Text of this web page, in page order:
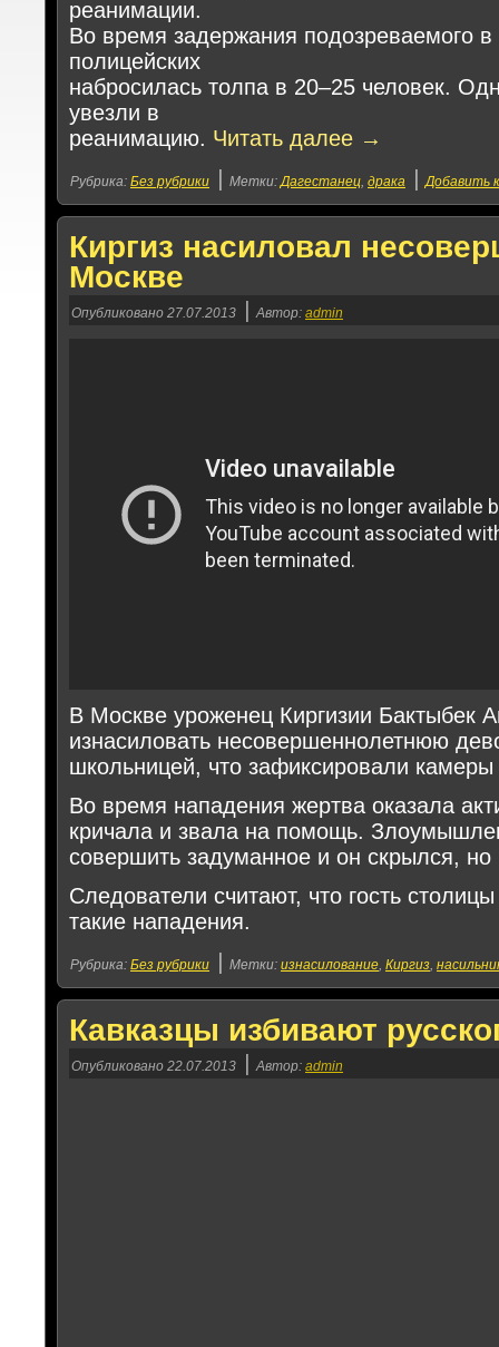
реанимации.
Во время задержания подозреваемого в
полицейских
набросилась толпа в 20–25 человек.
увезли в
реанимацию. Читать далее →
Рубрика: Без рубрики Метки: Дагестанец, драка Добавить
Киргиз насиловал
Москве
Опубликовано 27.07.2013 Автор: admin
В Москве уроженец Киргизии Бактыбек
изнасиловать несовершеннолетнюю
школьницей, что зафиксировали
Во время нападения жертва оказала
кричала и звала на помощь.
совершить задуманное и он скрылся,
Следователи считают, что гость
такие нападения.
Рубрика: Без рубрики Метки: изнасилование, Киргиз,
Кавказцы избивают
Опубликовано 22.07.2013 Автор: admin